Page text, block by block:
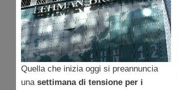
Quella che inizia oggi si preannuncia
una settimana di tensione per i